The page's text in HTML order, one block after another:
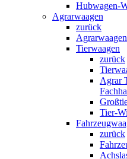
Hubwagen-
Agrarwaagen
zurück
Agrarwaagen
Tierwaagen
zurück
Agrar
Tier-
zurück